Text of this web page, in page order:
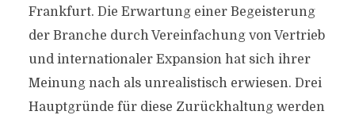
Frankfurt. Die Erwartung einer Begeisterung
der Branche durch Vereinfachung von Vertrieb
und internationaler Expansion hat sich ihrer
Meinung nach als unrealistisch erwiesen. Drei
Hauptgründe für diese Zurückhaltung werden